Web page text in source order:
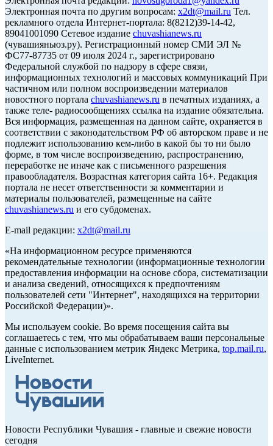
Электронная почта по другим вопросам: x2dt@mail.ru Тел.
рекламного отдела Интернет-портала: 8(8212)39-14-42,
89041001090 Сетевое издание chuvashianews.ru
(чувашияньюз.ру). Регистрационный номер СМИ ЭЛ №
ФС77-87735 от 09 июля 2024 г., зарегистрировано
Федеральной службой по надзору в сфере связи,
информационных технологий и массовых коммуникаций При
частичном или полном воспроизведении материалов
новостного портала chuvashianews.ru в печатных изданиях, а
также теле- радиосообщениях ссылка на издание обязательна.
Вся информация, размещенная на данном сайте, охраняется в
соответствии с законодательством РФ об авторском праве и не
подлежит использованию кем-либо в какой бы то ни было
форме, в том числе воспроизведению, распространению,
переработке не иначе как с письменного разрешения
правообладателя. Возрастная категория сайта 16+. Редакция
портала не несет ответственности за комментарии и
материалы пользователей, размещенные на сайте
chuvashianews.ru и его субдоменах.
E-mail редакции: x2dt@mail.ru
«На информационном ресурсе применяются
рекомендательные технологии (информационные технологии
предоставления информации на основе сбора, систематизации
и анализа сведений, относящихся к предпочтениям
пользователей сети "Интернет", находящихся на территории
Российской Федерации)».
Мы используем cookie. Во время посещения сайта вы
соглашаетесь с тем, что мы обрабатываем ваши персональные
данные с использованием метрик Яндекс Метрика, top.mail.ru,
LiveInternet.
Новости Республики Чувашия - главные и свежие новости
сегодня